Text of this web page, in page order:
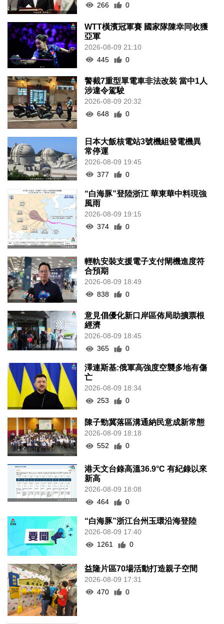
266
0
WTT橫濱冠軍賽 國家隊陳幸同收獲
亞軍
2026-08-09 21:10
445
0
警截7重型單電車非法改裝 當中1人
涉違令駕駛
2026-08-09 20:32
648
0
日本大飯核電站3號機組發電機異
常停運
2026-08-09 19:45
377
0
“白海豚”登陸浙江 華東華中料現強
風雨
2026-08-09 19:15
374
0
輕軌安裝支援電子支付閘機進度符
合預期
2026-08-09 18:49
838
0
意見倡優化新口岸區佈局助擴票根
經濟
2026-08-09 18:45
365
0
澤連斯基:俄軍高強度空襲多地有傷
亡
2026-08-09 18:34
253
0
陳子勁冀落區溝通納民意成新常態
2026-08-09 18:18
552
0
港天文台錄高溫36.9°C 有紀錄以來
新高
2026-08-09 18:08
464
0
“白海豚”浙江台州玉環沿海登陸
2026-08-09 17:40
1261
0
益隆片區70場活動打造親子空間
2026-08-09 17:31
470
0